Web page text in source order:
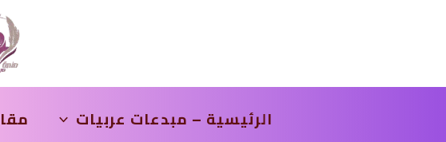
الرئيسية – مبدعات عربيات